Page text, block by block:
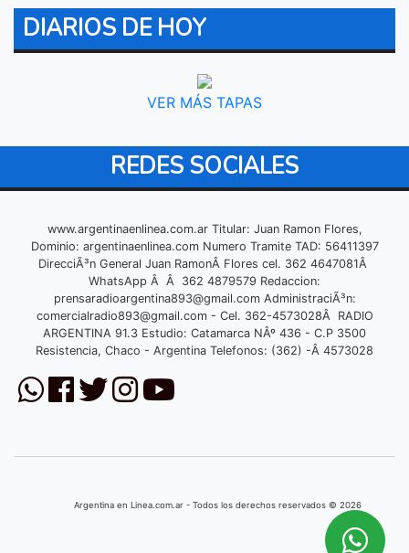
DIARIOS DE HOY
VER MÁS TAPAS
REDES SOCIALES
www.argentinaenlinea.com.ar Titular: Juan Ramon Flores,
Dominio: argentinaenlinea.com Numero Tramite TAD: 56411397
DirecciÃ³n General Juan RamonÂ Flores cel. 362 4647081Â
WhatsApp Â Â 362 4879579 Redaccion:
prensaradioargentina893@gmail.comAdministraciÃ³n:
comercialradio893@gmail.com- Cel. 362-4573028Â RADIO
ARGENTINA 91.3 Estudio: Catamarca NÂº 436 - C.P 3500
Resistencia, Chaco - Argentina Telefonos: (362) -Â 4573028
Argentina en Linea.com.ar - Todos los derechos reservados © 2026